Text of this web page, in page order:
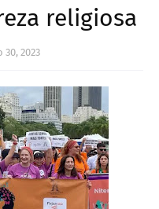
religiosa
2023